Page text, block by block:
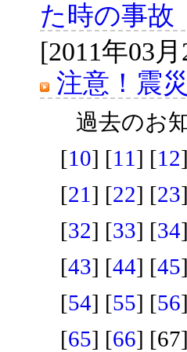
た時の事故
[2011年03
注意！震
過去のお
[10] [11 ] [12
[21 ] [22] [23
[32] [33] [34
[43] [44] [45
[54] [55] [56
[65] [66]